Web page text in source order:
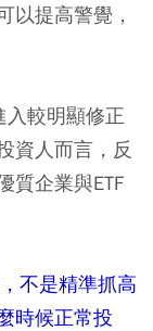
以提高警覺，
較明顯修正
資人而言，反
質企業與ETF
不是精準抓高
時候正常投